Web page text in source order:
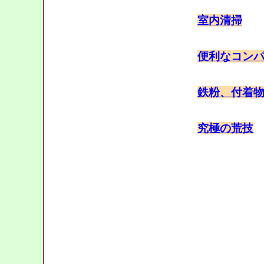
室内清掃
便利なコン
鉄粉、付着
究極の荒技